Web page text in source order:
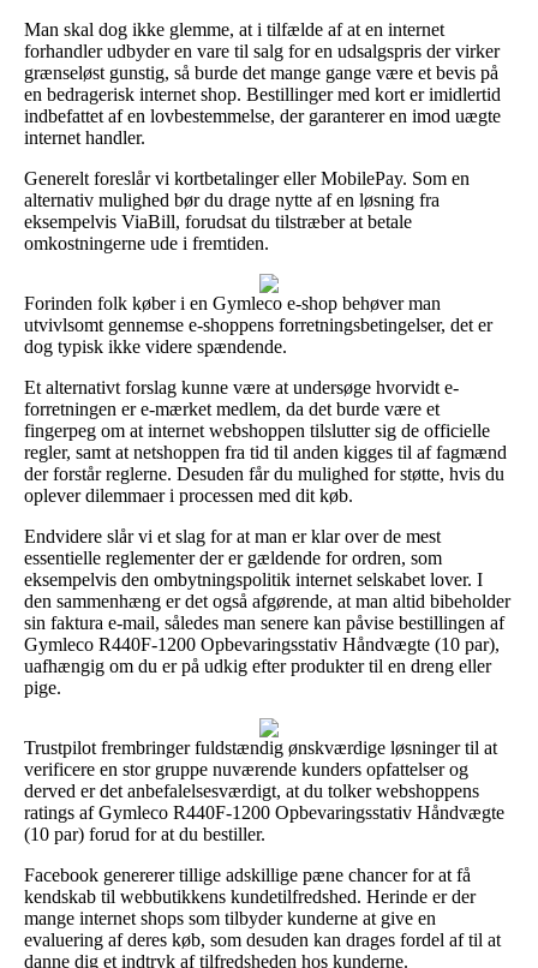
Man skal dog ikke glemme, at i tilfælde af at en internet
forhandler udbyder en vare til salg for en udsalgspris der virker
grænseløst gunstig, så burde det mange gange være et bevis på
en bedragerisk internet shop. Bestillinger med kort er imidlertid
indbefattet af en lovbestemmelse, der garanterer en imod uægte
internet handler.
Generelt foreslår vi kortbetalinger eller MobilePay. Som en
alternativ mulighed bør du drage nytte af en løsning fra
eksempelvis ViaBill, forudsat du tilstræber at betale
omkostningerne ude i fremtiden.
Forinden folk køber i en Gymleco e-shop behøver man
utvivlsomt gennemse e-shoppens forretningsbetingelser, det er
dog typisk ikke videre spændende.
Et alternativt forslag kunne være at undersøge hvorvidt e-
forretningen er e-mærket medlem, da det burde være et
fingerpeg om at internet webshoppen tilslutter sig de officielle
regler, samt at netshoppen fra tid til anden kigges til af fagmænd
der forstår reglerne. Desuden får du mulighed for støtte, hvis du
oplever dilemmaer i processen med dit køb.
Endvidere slår vi et slag for at man er klar over de mest
essentielle reglementer der er gældende for ordren, som
eksempelvis den ombytningspolitik internet selskabet lover. I
den sammenhæng er det også afgørende, at man altid bibeholder
sin faktura e-mail, således man senere kan påvise bestillingen af
Gymleco R440F-1200 Opbevaringsstativ Håndvægte (10 par),
uafhængig om du er på udkig efter produkter til en dreng eller
pige.
Trustpilot frembringer fuldstændig ønskværdige løsninger til at
verificere en stor gruppe nuværende kunders opfattelser og
derved er det anbefalelsesværdigt, at du tolker webshoppens
ratings af Gymleco R440F-1200 Opbevaringsstativ Håndvægte
(10 par) forud for at du bestiller.
Facebook genererer tillige adskillige pæne chancer for at få
kendskab til webbutikkens kundetilfredshed. Herinde er der
mange internet shops som tilbyder kunderne at give en
evaluering af deres køb, som desuden kan drages fordel af til at
danne dig et indtryk af tilfredsheden hos kunderne.